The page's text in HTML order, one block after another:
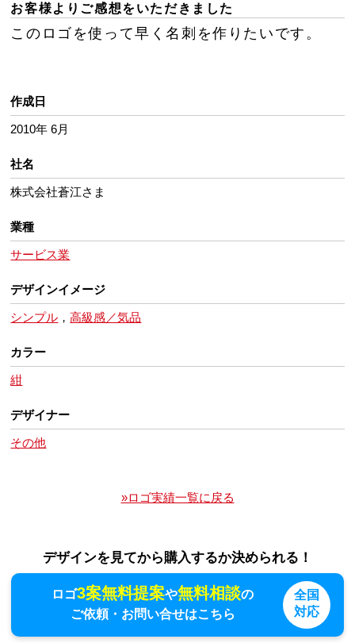
お客様よりご感想をいただきました
このロゴを使って早く名刺を作りたいです。
作成日
2010年 6月
社名
株式会社蒼江さま
業種
サービス業
デザインイメージ
シンプル ，高級感／気品
カラー
紺
デザイナー
その他
»ロゴ実績一覧に戻る
デザインを見てから購入するか決められる！
ロゴ3案無料提案や無料相談の
ご依頼・お問い合せはこちら
全国
対応